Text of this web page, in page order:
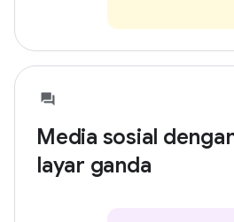
Media sosial
layar ganda